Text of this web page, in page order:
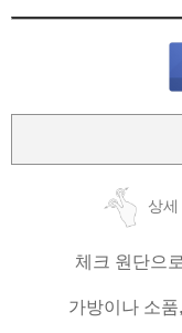
상
체크 원단으
가방이나 소